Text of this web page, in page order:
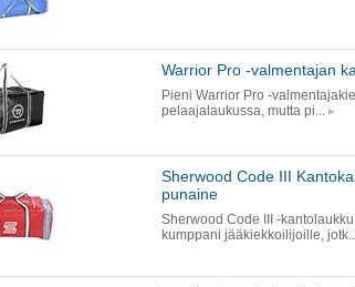
Warrior Pro -valmentajan
Pieni Warrior Pro -
pelaajalaukussa, mutta pi...
Sherwood Code III
punaine
Sherwood Code III -
kumppani jääkiekkoilijoille,